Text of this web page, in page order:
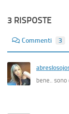
3 RISPOSTE
Commenti 3
bene..